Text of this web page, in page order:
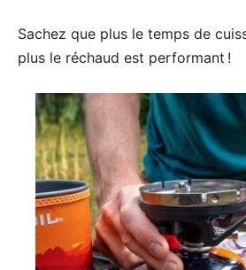
Sachez que plus le temps de
plus le réchaud est performant !